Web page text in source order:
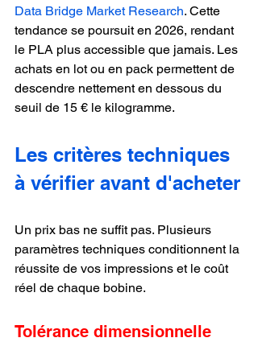
Data Bridge Market Research. Cette
tendance se poursuit en 2026, rendant
le PLA plus accessible que jamais. Les
achats en lot ou en pack permettent de
descendre nettement en dessous du
seuil de 15 € le kilogramme.
Les critères techniques
à vérifier avant d'acheter
Un prix bas ne suffit pas. Plusieurs
paramètres techniques conditionnent la
réussite de vos impressions et le coût
réel de chaque bobine.
Tolérance dimensionnelle